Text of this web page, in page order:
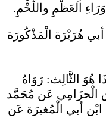
العَظْمِ واللَّحْمِ.
هُرَيْرَة الْمَذْكُورَة
هُوَ الثَّالِث: رَوَاهُ
الْحزَامِي عَن مُحَمَّد
أبي الْمُغيرَة عَن